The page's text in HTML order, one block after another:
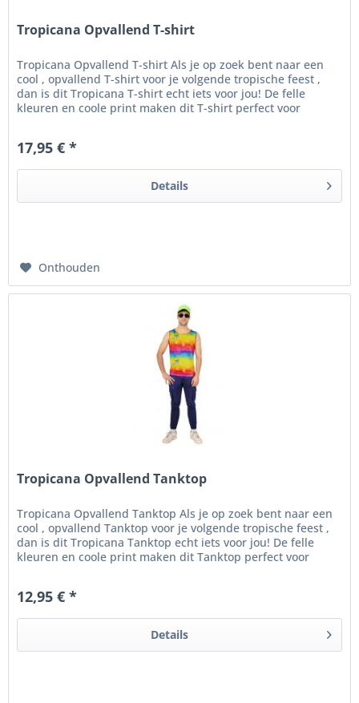
Tropicana Opvallend T-shirt
Tropicana Opvallend T-shirt Als je op zoek bent naar een
cool , opvallend T-shirt voor je volgende tropische feest ,
dan is dit Tropicana T-shirt echt iets voor jou! De felle
kleuren en coole print maken dit T-shirt perfect voor
17,95 € *
Details
Onthouden
Tropicana Opvallend Tanktop
Tropicana Opvallend Tanktop Als je op zoek bent naar een
cool , opvallend Tanktop voor je volgende tropische feest ,
dan is dit Tropicana Tanktop echt iets voor jou! De felle
kleuren en coole print maken dit Tanktop perfect voor
12,95 € *
Details